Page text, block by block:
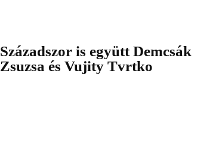
Századszor is együtt Demcsák
Zsuzsa és Vujity Tvrtko